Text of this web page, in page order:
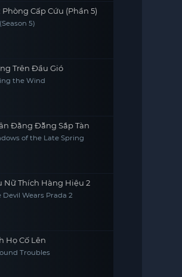
Phòng Cấp Cứu (Phần 5)
5)
Trên Đầu Gió
the Wind
Đằng Đẵng Sắp Tàn
of the Late Spring
Nữ Thích Hàng Hiệu 2
Devil Wears Prada 2
Họ Cố Lên
Troubles